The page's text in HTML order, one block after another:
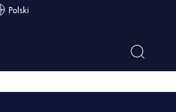
Polski